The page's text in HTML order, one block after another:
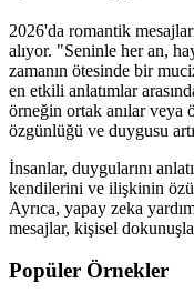
2026'da romantik
alıyor. "Seninle her an,
zamanın ötesinde bir
en etkili anlatımlar
örneğin ortak anılar veya
özgünlüğü ve duygusu
İnsanlar, duygularını
kendilerini ve ilişkinin
Ayrıca, yapay zeka
mesajlar, kişisel
Popüler Örnekler